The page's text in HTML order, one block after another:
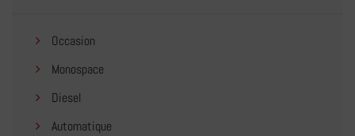
Occasion
Monospace
Diesel
Automatique